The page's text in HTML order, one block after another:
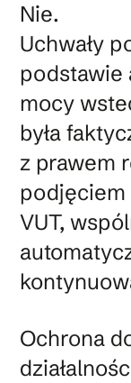
Nie.
Uchwały
podstawie
mocy
była
z prawem
podjęciem
VUT,
Ochrona